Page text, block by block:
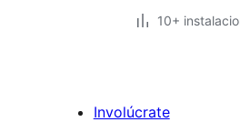
10+
Involúcrate